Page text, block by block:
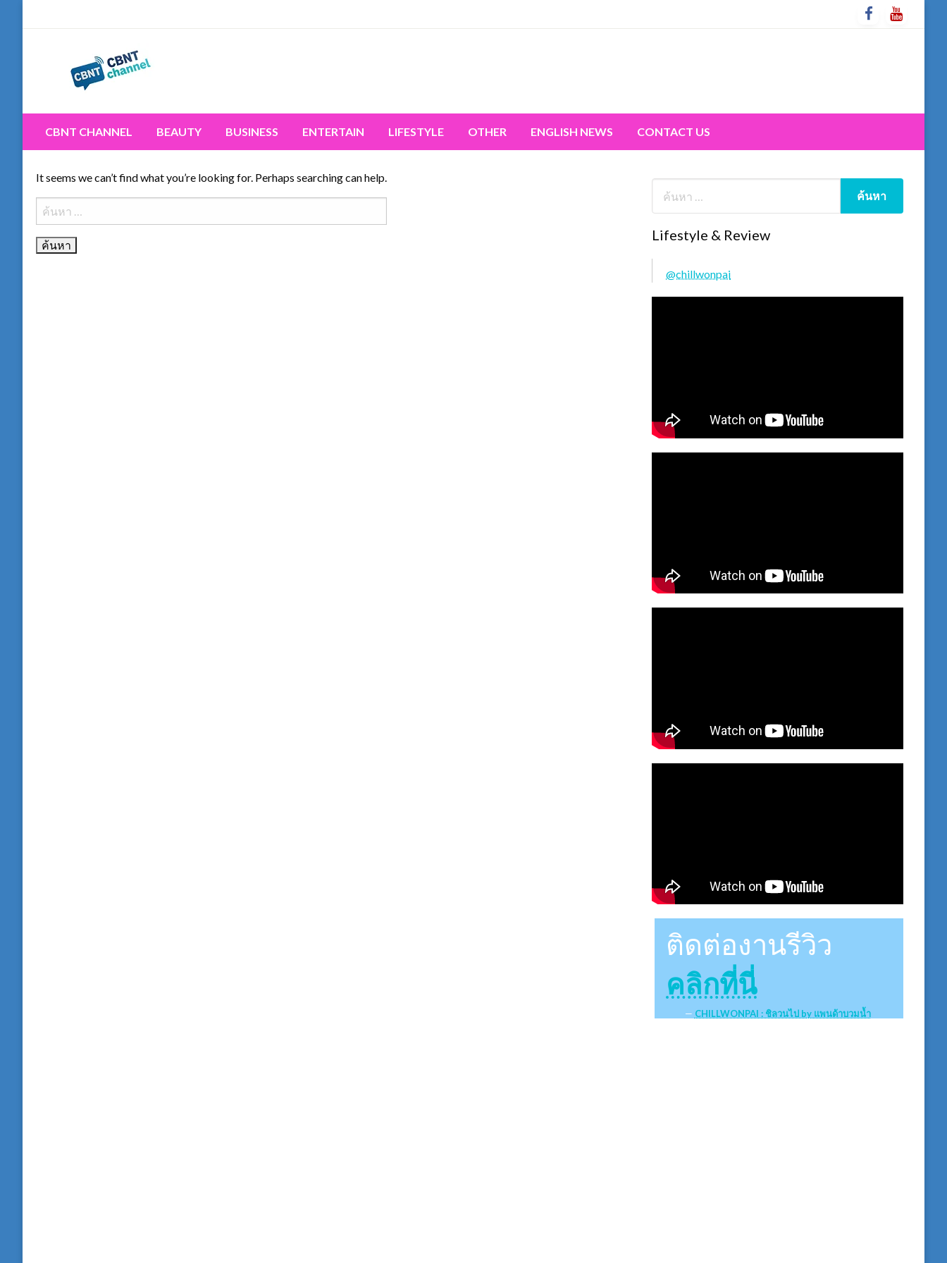
CBNT CHANNEL
CBNT CHANNEL
BEAUTY BUSINESS ENTERTAIN LIFESTYLE OTHER ENGLISH NEWS CONTACT US
It seems we can’t find what you’re looking for. Perhaps searching can help.
ค้นหา
สำหรับ:
Lifestyle & Review
@chillwonpai
ติดต่องานรีวิว
คลิกที่นี่
CHILLWONPAI : ชิลวนไป by แพนด้าบวมน้ำ